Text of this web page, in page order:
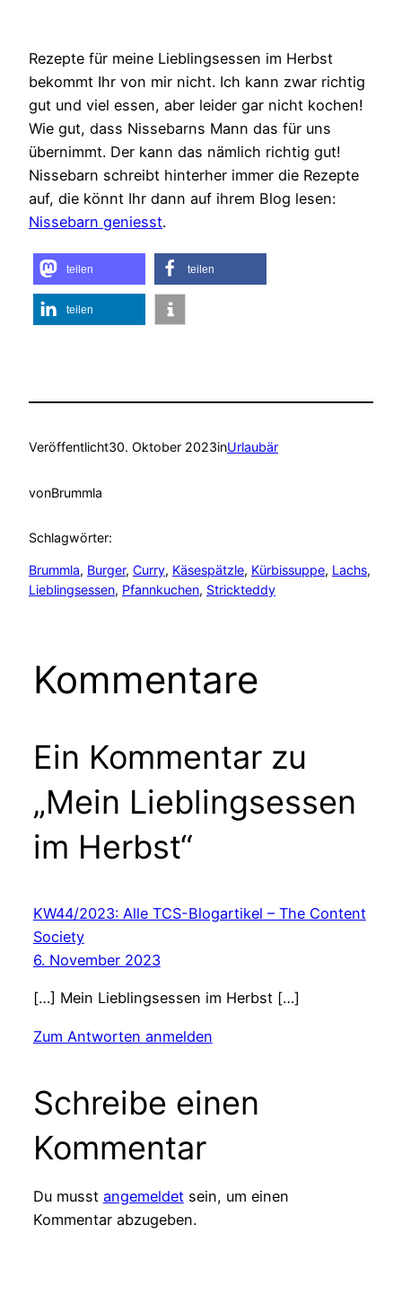
Rezepte für meine Lieblingsessen im Herbst
bekommt Ihr von mir nicht. Ich kann zwar richtig
gut und viel essen, aber leider gar nicht kochen!
Wie gut, dass Nissebarns Mann das für uns
übernimmt. Der kann das nämlich richtig gut!
Nissebarn schreibt hinterher immer die Rezepte
auf, die könnt Ihr dann auf ihrem Blog lesen:
Nissebarn geniesst.
teilen teilen
teilen
Veröffentlicht30. Oktober 2023inUrlaubär
vonBrummla
Schlagwörter:
Brummla, Burger, Curry, Käsespätzle, Kürbissuppe, Lachs
Lieblingsessen, Pfannkuchen, Strickteddy
Kommentare
Ein Kommentar zu
„Mein Lieblingsessen
im Herbst“
KW44/2023: Alle TCS-Blogartikel – The Content
Society
6. November 2023
[…] Mein Lieblingsessen im Herbst […]
Zum Antworten anmelden
Schreibe einen
Kommentar
Du musst angemeldetsein, um einen
Kommentar abzugeben.